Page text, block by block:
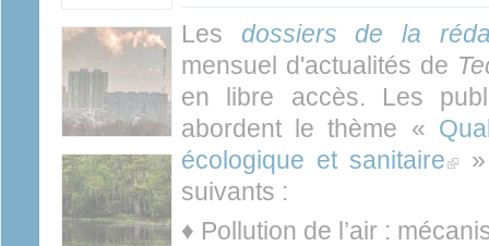
Les dossiers de la
mensuel d'actualités de
en libre accès. Les
abordent le thème «
écologique et sanitaire (link
suivants :
♦ Pollution de l’air :